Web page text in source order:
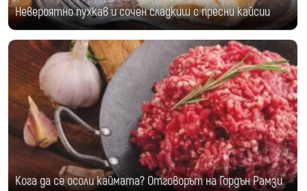
Невероятно пухкав и сочен сладкиш с пресни кайсии
Кога да се осоли каймата? Отговорът на Гордън Рамзи